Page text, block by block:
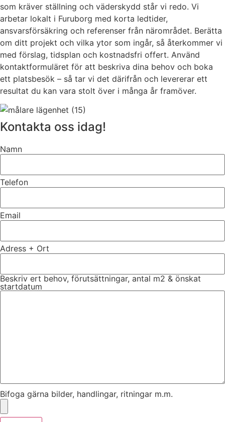
som kräver ställning och väderskydd står vi redo. Vi
arbetar lokalt i Furuborg med korta ledtider,
ansvarsförsäkring och referenser från närområdet. Berätta
om ditt projekt och vilka ytor som ingår, så återkommer vi
med förslag, tidsplan och kostnadsfri offert. Använd
kontaktformuläret för att beskriva dina behov och boka
ett platsbesök – så tar vi det därifrån och levererar ett
resultat du kan vara stolt över i många år framöver.
Kontakta oss idag!
Namn
Telefon
Email
Adress + Ort
Beskriv ert behov, förutsättningar, antal m2 & önskat
startdatum
Bifoga gärna bilder, handlingar, ritningar m.m.